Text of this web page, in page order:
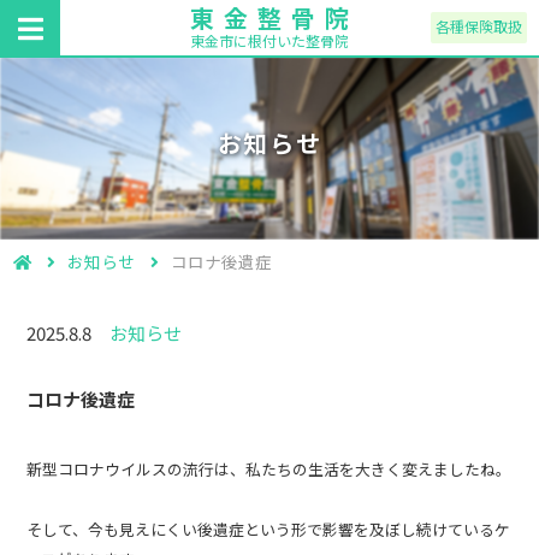
東金市に根付いた整骨院
東金整骨院 各種保険取扱
お知らせ
お知らせ コロナ後遺症
2025.8.8 お知らせ
コロナ後遺症
新型コロナウイルスの流行は、私たちの生活を大きく変えましたね。
そして、今も見えにくい後遺症という形で影響を及ぼし続けているケ